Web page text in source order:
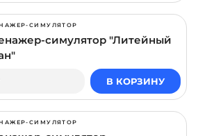
СИМУЛЯТОР
симулятор "Литейный
В КОРЗИНУ
СИМУЛЯТОР